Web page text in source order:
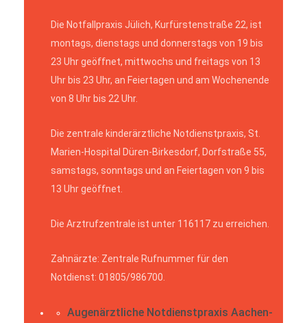
Die Notfallpraxis Jülich, Kurfürstenstraße 22, ist
montags, dienstags und donnerstags von 19 bis
23 Uhr geöffnet, mittwochs und freitags von 13
Uhr bis 23 Uhr, an Feiertagen und am Wochenende
von 8 Uhr bis 22 Uhr.
Die zentrale kinderärztliche Notdienstpraxis, St.
Marien-Hospital Düren-Birkesdorf, Dorfstraße 55,
samstags, sonntags und an Feiertagen von 9 bis
13 Uhr geöffnet.
Die Arztrufzentrale ist unter 116117 zu erreichen.
Zahnärzte: Zentrale Rufnummer für den
Notdienst: 01805/986700.
Augenärztliche Notdienstpraxis Aachen-